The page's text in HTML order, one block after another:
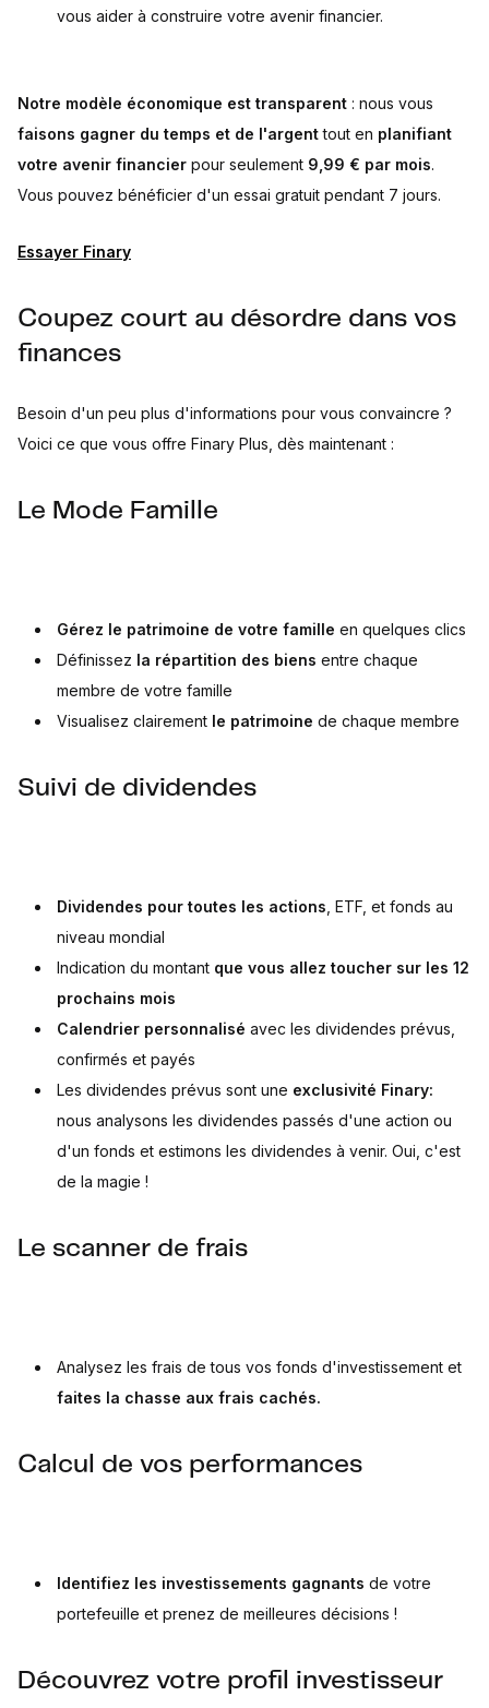
vous aider à construire votre avenir financier.
Notre modèle économique est transparent : nous vous
faisons gagner du temps et de l'argenttout en planifiant
votre avenir financier pour seulement 9,99 € par mois.
Vous pouvez bénéficier d'un essai gratuit pendant 7 jours.
Essayer Finary
Coupez court au désordre dans vos
finances
Besoin d'un peu plus d'informations pour vous convaincre ?
Voici ce que vous offre Finary Plus, dès maintenant :
Le Mode Famille
Gérez le patrimoine de votre famille en quelques clics
Définissez la répartition des biens entre chaque
membre de votre famille
Visualisez clairement le patrimoine de chaque membre
Suivi de dividendes
Dividendes pour toutes les actions , ETF, et fonds au
niveau mondial
Indication du montant que vous allez toucher sur les 12
prochains mois
Calendrier personnalisé avec les dividendes prévus,
confirmés et payés
Les dividendes prévus sont une exclusivité Finary:
nous analysons les dividendes passés d'une action ou
d'un fonds et estimons les dividendes à venir. Oui, c'est
de la magie !
Le scanner de frais
Analysez les frais de tous vos fonds d'investissement et
faites la chasse aux frais cachés.
Calcul de vos performances
Identifiez les investissements gagnants de votre
portefeuille et prenez de meilleures décisions !
Découvrez votre profil investisseur